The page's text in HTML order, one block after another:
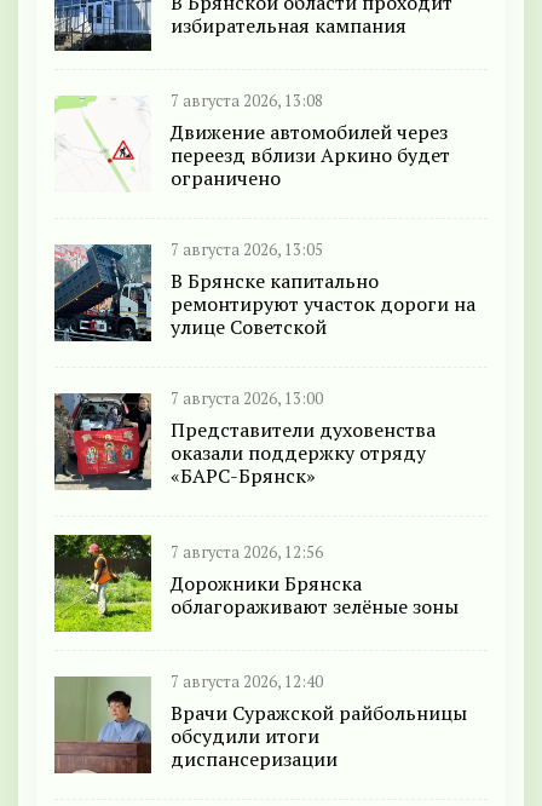
избирательная кампания
7 августа 2026, 13:08
Движение автомобилей через
переезд вблизи Аркино будет
ограничено
7 августа 2026, 13:05
В Брянске капитально
ремонтируют участок дороги на
улице Советской
7 августа 2026, 13:00
Представители духовенства
оказали поддержку отряду
«БАРС-Брянск»
7 августа 2026, 12:56
Дорожники Брянска
облагораживают зелёные зоны
7 августа 2026, 12:40
Врачи Суражской райбольницы
обсудили итоги
диспансеризации